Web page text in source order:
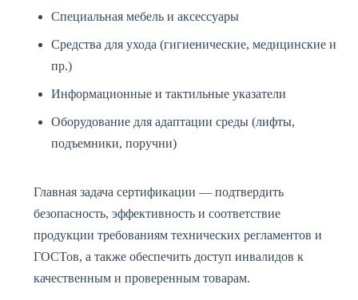
Специальная мебель и аксессуары
Средства для ухода (гигиенические, медицинские и
пр.)
Информационные и тактильные указатели
Оборудование для адаптации среды (лифты,
подъемники, поручни)
Главная задача сертификации — подтвердить
безопасность, эффективность и соответствие
продукции требованиям технических регламентов и
ГОСТов, а также обеспечить доступ инвалидов к
качественным и проверенным товарам.